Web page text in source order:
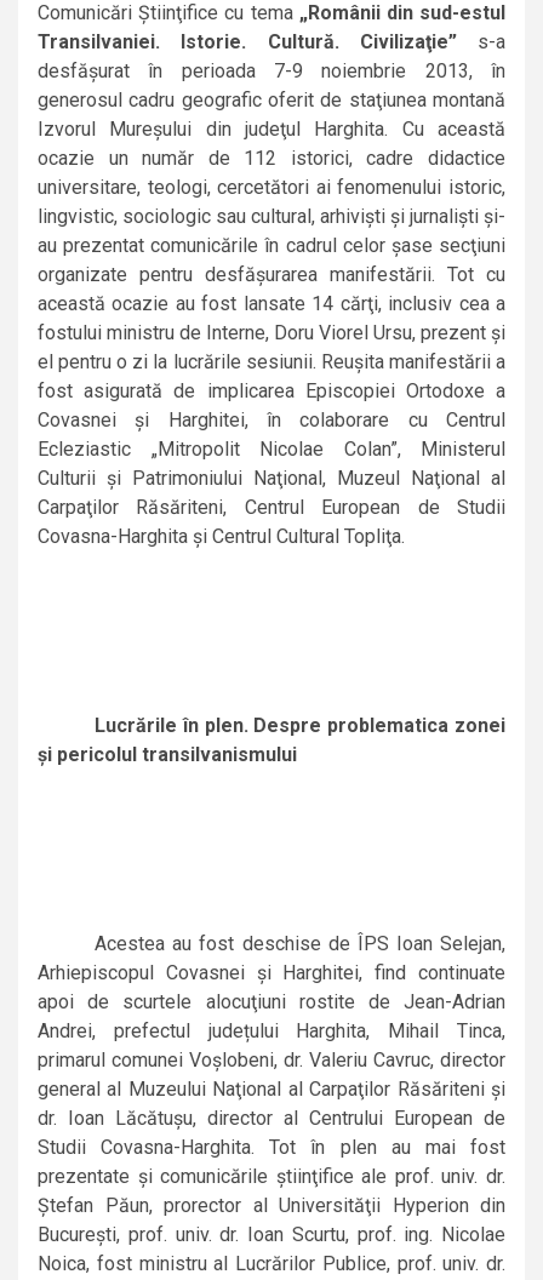
Comunicări Ştiinţifice cu tema „Românii din sud-estul
Transilvaniei. Istorie. Cultură. Civilizaţie”s-a
desfăşurat în perioada 7-9 noiembrie 2013, în
generosul cadru geografic oferit de staţiunea montană
Izvorul Mureşului din judeţul Harghita. Cu această
ocazie un număr de 112 istorici, cadre didactice
universitare, teologi, cercetători ai fenomenului istoric,
lingvistic, sociologic sau cultural, arhivişti şi jurnalişti şi-
au prezentat comunicările în cadrul celor şase secţiuni
organizate pentru desfăşurarea manifestării. Tot cu
această ocazie au fost lansate 14 cărţi, inclusiv cea a
fostului ministru de Interne, Doru Viorel Ursu, prezent şi
el pentru o zi la lucrările sesiunii. Reuşita manifestării a
fost asigurată de implicarea Episcopiei Ortodoxe a
Covasnei şi Harghitei, în colaborare cu Centrul
Ecleziastic „Mitropolit Nicolae Colan”, Ministerul
Culturii şi Patrimoniului Naţional, Muzeul Naţional al
Carpaţilor Răsăriteni, Centrul European de Studii
Covasna-Harghita şi Centrul Cultural Topliţa.
Lucrările în plen. Despre problematica zonei
şi pericolul transilvanismului
Acestea au fost deschise de ÎPS Ioan Selejan,
Arhiepiscopul Covasnei şi Harghitei, find continuate
apoi de scurtele alocuţiuni rostite de Jean-Adrian
Andrei, prefectul județului Harghita, Mihail Tinca,
primarul comunei Voşlobeni, dr. Valeriu Cavruc, director
general al Muzeului Naţional al Carpaţilor Răsăriteni şi
dr. Ioan Lăcătuşu, director al Centrului European de
Studii Covasna-Harghita. Tot în plen au mai fost
prezentate şi comunicările ştiinţifice ale prof. univ. dr.
Ştefan Păun, prorector al Universităţii Hyperion din
Bucureşti, prof. univ. dr. Ioan Scurtu, prof. ing. Nicolae
Noica, fost ministru al Lucrărilor Publice, prof. univ. dr.